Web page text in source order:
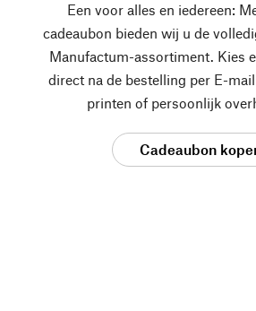
Een voor alles en iedereen:
cadeaubon bieden wij u de
Manufactum-assortiment. Kies
direct na de bestelling per E-
printen of persoonlijk
Cadeaubon